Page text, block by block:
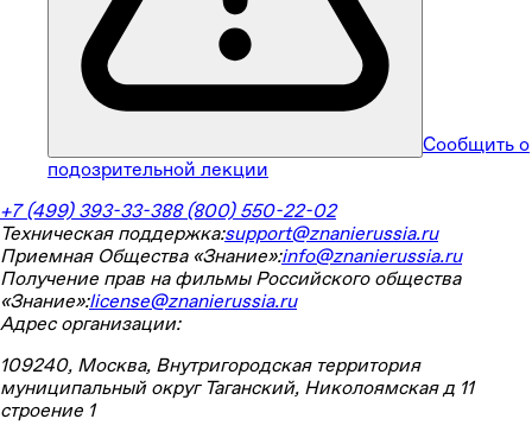
Сообщить о
подозрительной лекции
+7 (499) 393-33-388 (800) 550-22-02
Техническая поддержка:support@znanierussia.ru
Приемная Общества «Знание»:info@znanierussia.ru
Получение прав на фильмы Российского общества
«Знание»:license@znanierussia.ru
Адрес организации:
109240, Москва, Внутригородская территория
муниципальный округ Таганский, Николоямская д 11
строение 1